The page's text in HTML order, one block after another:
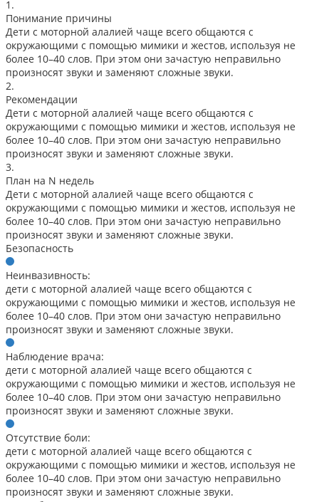
1.
Понимание причины
Дети с моторной алалией чаще всего общаются с
окружающими с помощью мимики и жестов, используя не
более 10–40 слов. При этом они зачастую неправильно
произносят звуки и заменяют сложные звуки.
2.
Рекомендации
Дети с моторной алалией чаще всего общаются с
окружающими с помощью мимики и жестов, используя не
более 10–40 слов. При этом они зачастую неправильно
произносят звуки и заменяют сложные звуки.
3.
План на N недель
Дети с моторной алалией чаще всего общаются с
окружающими с помощью мимики и жестов, используя не
более 10–40 слов. При этом они зачастую неправильно
произносят звуки и заменяют сложные звуки.
Безопасность
Неинвазивность:
дети с моторной алалией чаще всего общаются с
окружающими с помощью мимики и жестов, используя не
более 10–40 слов. При этом они зачастую неправильно
произносят звуки и заменяют сложные звуки.
Наблюдение врача:
дети с моторной алалией чаще всего общаются с
окружающими с помощью мимики и жестов, используя не
более 10–40 слов. При этом они зачастую неправильно
произносят звуки и заменяют сложные звуки.
Отсутствие боли:
дети с моторной алалией чаще всего общаются с
окружающими с помощью мимики и жестов, используя не
более 10–40 слов. При этом они зачастую неправильно
произносят звуки и заменяют сложные звуки.